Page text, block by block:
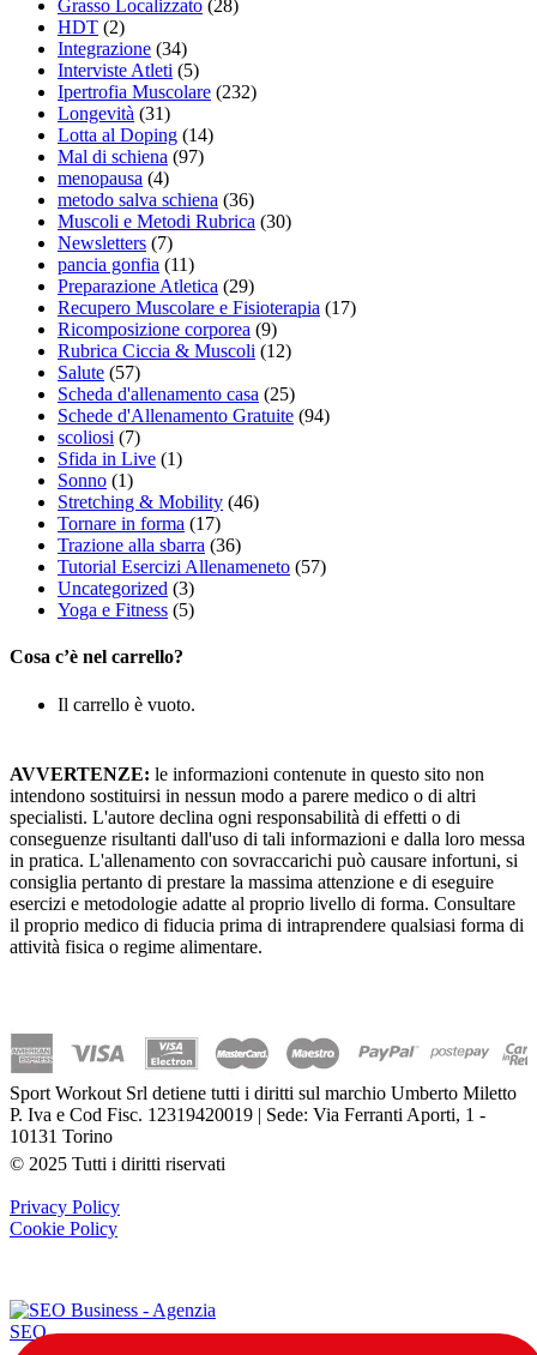
Grasso Localizzato (28)
HDT (2)
Integrazione (34)
Interviste Atleti (5)
Ipertrofia Muscolare (232)
Longevità (31)
Lotta al Doping (14)
Mal di schiena (97)
menopausa (4)
metodo salva schiena (36)
Muscoli e Metodi Rubrica (30)
Newsletters (7)
pancia gonfia (11)
Preparazione Atletica (29)
Recupero Muscolare e Fisioterapia (17)
Ricomposizione corporea (9)
Rubrica Ciccia & Muscoli (12)
Salute (57)
Scheda d'allenamento casa (25)
Schede d'Allenamento Gratuite (94)
scoliosi (7)
Sfida in Live (1)
Sonno (1)
Stretching & Mobility (46)
Tornare in forma (17)
Trazione alla sbarra (36)
Tutorial Esercizi Allenameneto (57)
Uncategorized (3)
Yoga e Fitness (5)
Cosa c’è nel carrello?
Il carrello è vuoto.
AVVERTENZE: le informazioni contenute in questo sito non
intendono sostituirsi in nessun modo a parere medico o di altri
specialisti. L'autore declina ogni responsabilità di effetti o di
conseguenze risultanti dall'uso di tali informazioni e dalla loro messa
in pratica. L'allenamento con sovraccarichi può causare infortuni, si
consiglia pertanto di prestare la massima attenzione e di eseguire
esercizi e metodologie adatte al proprio livello di forma. Consultare
il proprio medico di fiducia prima di intraprendere qualsiasi forma di
attività fisica o regime alimentare.
Sport Workout Srl detiene tutti i diritti sul marchio Umberto Miletto
P. Iva e Cod Fisc. 12319420019 | Sede: Via Ferranti Aporti, 1 -
10131 Torino
© 2025 Tutti i diritti riservati
Privacy Policy
Cookie Policy